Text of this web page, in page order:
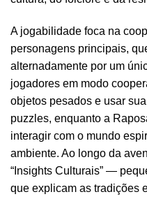
A jogabilidade foca na
personagens principais,
alternadamente por um
jogadores em modo
objetos pesados e usar sua
puzzles, enquanto a
interagir com o mundo
ambiente. Ao longo da
“Insights Culturais” —
que explicam as tradições